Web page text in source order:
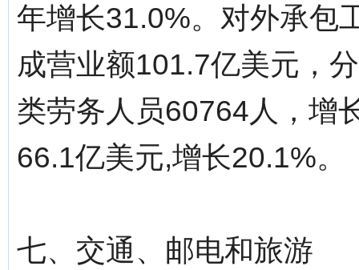
年增长31.0%。对外承包
成营业额101.7亿美元，
类劳务人员60764人，增
66.1亿美元,增长20.1%。
七、交通、邮电和旅游